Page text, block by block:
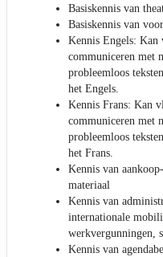
Basiskennis van
Basiskennis van
Kennis Engels:
communiceren met
probleemloos
het Engels.
Kennis Frans: Kan
communiceren met
probleemloos
het Frans.
Kennis van
materiaal
Kennis van
internationale
werkvergunningen,
Kennis van